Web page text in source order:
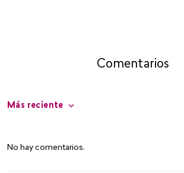
Comentarios
Más reciente
No hay comentarios.